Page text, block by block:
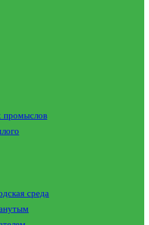
промыслов
среда